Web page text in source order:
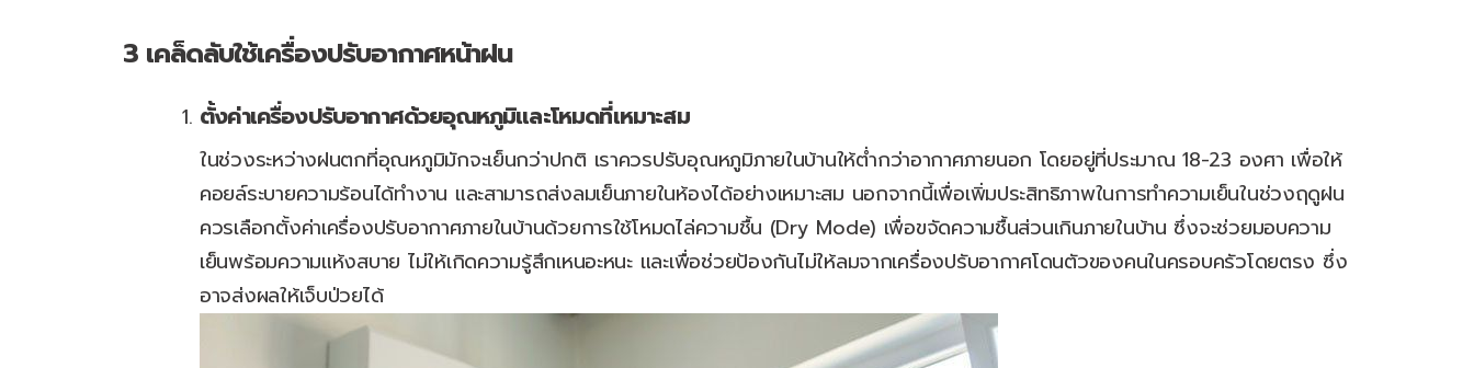
3 เคล็ดลับใช้เครื่องปรับอากาศหน้าฝน
ตั้งค่าเครื่องปรับอากาศด้วยอุณหภูมิและโหมดที่เหมาะสม
ในช่วงระหว่างฝนตกที่อุณหภูมิมักจะเย็นกว่าปกติ เราควรปรับอุณหภูมิภายในบ้านให้ต่ำกว่าอากาศภายนอก โดยอยู่ที่ประมาณ 18-23 องศา เพื่อให้
คอยล์ระบายความร้อนได้ทำงาน และสามารถส่งลมเย็นภายในห้องได้อย่างเหมาะสม นอกจากนี้เพื่อเพิ่มประสิทธิภาพในการทำความเย็นในช่วงฤดูฝน
ควรเลือกตั้งค่าเครื่องปรับอากาศภายในบ้านด้วยการใช้โหมดไล่ความชื้น (Dry Mode) เพื่อขจัดความชื้นส่วนเกินภายในบ้าน ซึ่งจะช่วยมอบความ
เย็นพร้อมความแห้งสบาย ไม่ให้เกิดความรู้สึกเหนอะหนะ และเพื่อช่วยป้องกันไม่ให้ลมจากเครื่องปรับอากาศโดนตัวของคนในครอบครัวโดยตรง ซึ่ง
อาจส่งผลให้เจ็บป่วยได้